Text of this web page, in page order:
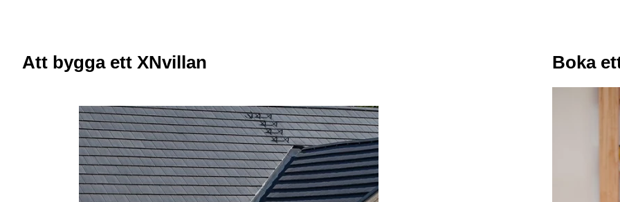
Att bygga ett XNvillan Boka